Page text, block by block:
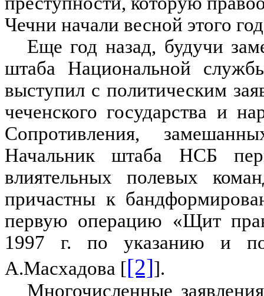
Чечни начали весной этого
Еще год назад, будучи
штаба Национальной
выступил с политическим
чеченского государства и
Сопротивления,
Начальник штаба НСБ
влиятельных полевых
причастны к
первую операцию «Щит
1997 г. по указанию и
А.Масхадова [[2]].
Многочисленные